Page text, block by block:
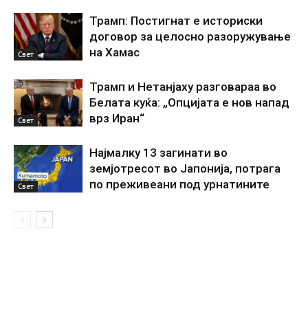
Свет
Трамп: Постигнат е историски
договор за целосно разоружување
на Хамас
Свет
Трамп и Нетанјаху разговараа во
Белата куќа: „Опцијата е нов напад
врз Иран“
Свет
Најмалку 13 загинати во
земјотресот во Јапонија, потрага
по преживеани под урнатините